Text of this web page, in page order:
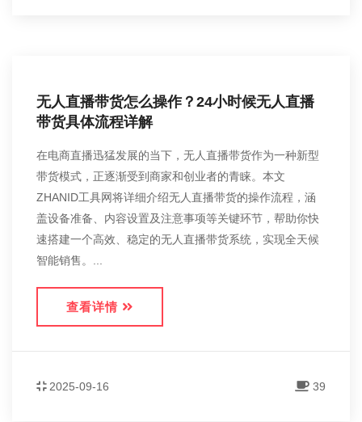
无人直播带货怎么操作？24小时候无人直播
带货具体流程详解
在电商直播迅猛发展的当下，无人直播带货作为一种新型
带货模式，正逐渐受到商家和创业者的青睐。本文
ZHANID工具网将详细介绍无人直播带货的操作流程，涵
盖设备准备、内容设置及注意事项等关键环节，帮助你快
速搭建一个高效、稳定的无人直播带货系统，实现全天候
智能销售。...
查看详情
2025-09-16 39